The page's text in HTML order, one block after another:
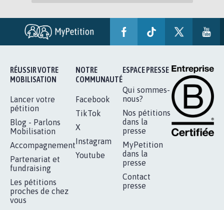
RÉUSSIR VOTRE
MOBILISATION
Lancer votre
pétition
Blog - Parlons
Mobilisation
Accompagnement
Partenariat et
fundraising
Les pétitions
proches de chez
vous
NOTRE
COMMUNAUTÉ
Facebook
TikTok
X
Instagram
Youtube
ESPACE PRESSE
Qui sommes-
nous?
Nos pétitions
dans la
presse
MyPetition
dans la
presse
Contact
presse